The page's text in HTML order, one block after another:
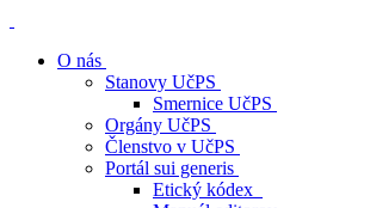
O nás
Stanovy UčPS
Smernice UčPS
Orgány UčPS
Členstvo v UčPS
Portál sui generis
Etický kódex